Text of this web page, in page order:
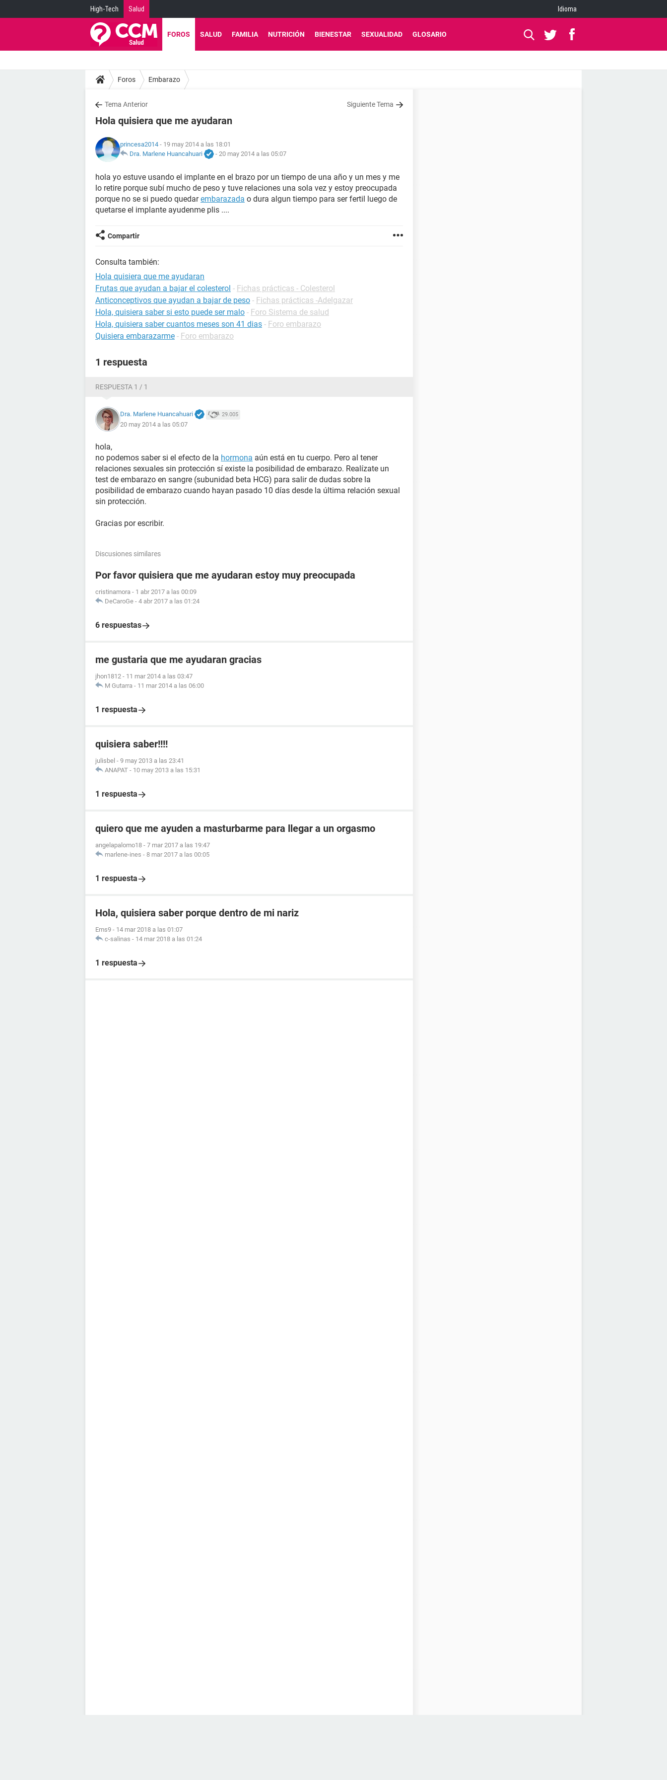
High-Tech Salud Idioma
FOROS SALUD FAMILIA NUTRICIÓN BIENESTAR SEXUALIDAD GLOSARIO
Foros Embarazo
Tema Anterior Siguiente Tema
Hola quisiera que me ayudaran
princesa2014 - 19 may 2014 a las 18:01
Dra. Marlene Huancahuari
- 20 may 2014 a las 05:07
hola yo estuve usando el implante en el brazo por un tiempo de una año y un mes y me
lo retire porque subí mucho de peso y tuve relaciones una sola vez y estoy preocupada
porque no se si puedo quedarembarazada o dura algun tiempo para ser fertil luego de
quetarse el implante ayudenme plis ....
Compartir
Consulta también:
Hola quisiera que me ayudaran
Frutas que ayudan a bajar el colesterol - Fichas prácticas - Colesterol
Anticonceptivos que ayudan a bajar de peso - Fichas prácticas -Adelgazar
Hola, quisiera saber si esto puede ser malo - Foro Sistema de salud
Hola, quisiera saber cuantos meses son 41 dias - Foro embarazo
Quisiera embarazarme - Foro embarazo
1 respuesta
RESPUESTA 1 / 1
Dra. Marlene Huancahuari 29.005
20 may 2014 a las 05:07
hola,
no podemos saber si el efecto de la hormona aún está en tu cuerpo. Pero al tener
relaciones sexuales sin protección sí existe la posibilidad de embarazo. Realízate un
test de embarazo en sangre (subunidad beta HCG) para salir de dudas sobre la
posibilidad de embarazo cuando hayan pasado 10 días desde la última relación sexual
sin protección.
Gracias por escribir.
Discusiones similares
Por favor quisiera que me ayudaran estoy muy preocupada
cristinamora - 1 abr 2017 a las 00:09
DeCaroGe - 4 abr 2017 a las 01:24
6 respuestas
me gustaria que me ayudaran gracias
jhon1812 - 11 mar 2014 a las 03:47
M Gutarra - 11 mar 2014 a las 06:00
1 respuesta
quisiera saber!!!!
julisbel - 9 may 2013 a las 23:41
ANAPAT - 10 may 2013 a las 15:31
1 respuesta
quiero que me ayuden a masturbarme para llegar a un orgasmo
angelapalomo18 - 7 mar 2017 a las 19:47
marlene-ines - 8 mar 2017 a las 00:05
1 respuesta
Hola, quisiera saber porque dentro de mi nariz
Ems9 - 14 mar 2018 a las 01:07
c-salinas - 14 mar 2018 a las 01:24
1 respuesta